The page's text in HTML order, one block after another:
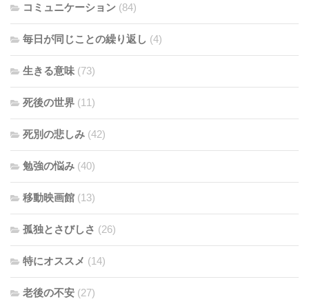
コミュニケーション (84)
毎日が同じことの繰り返し (4)
生きる意味 (73)
死後の世界 (11)
死別の悲しみ (42)
勉強の悩み (40)
移動映画館 (13)
孤独とさびしさ (26)
特にオススメ (14)
老後の不安 (27)